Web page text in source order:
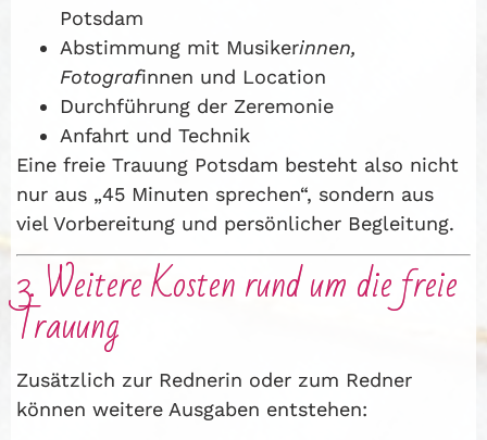
Potsdam
Abstimmung mit Musikerinnen,
Fotografinnen und Location
Durchführung der Zeremonie
Anfahrt und Technik
Eine freie Trauung Potsdam besteht also nicht
nur aus „45 Minuten sprechen“, sondern aus
viel Vorbereitung und persönlicher Begleitung.
3. Weitere Kosten rund um die freie
Trauung
Zusätzlich zur Rednerin oder zum Redner
können weitere Ausgaben entstehen: